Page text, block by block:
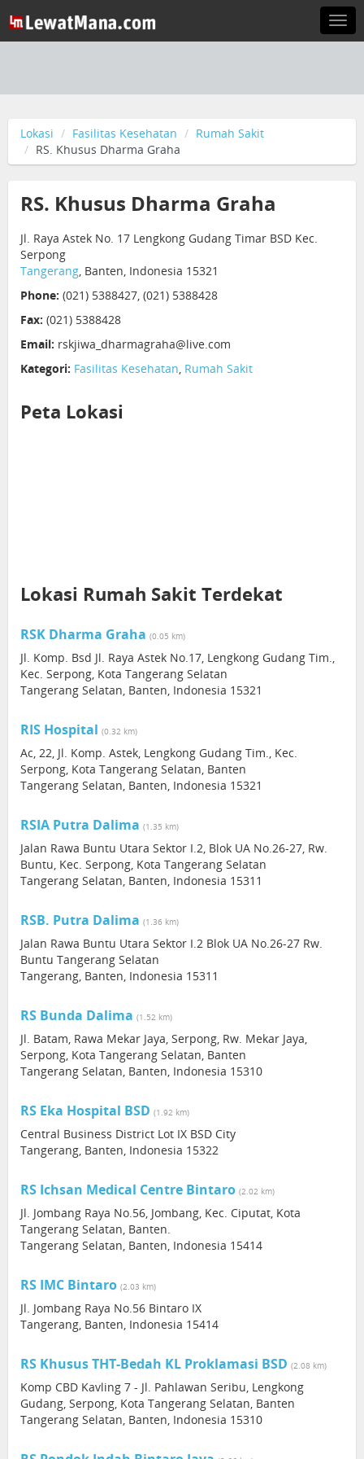
Lokasi Fasilitas Kesehatan
Rumah Sakit
RS. Khusus Dharma Graha
RS. Khusus Dharma Graha
Jl. Raya Astek No. 17 Lengkong Gudang Timar BSD Kec.
Serpong
Tangerang, Banten, Indonesia 15321
Phone: (021) 5388427, (021) 5388428
Fax: (021) 5388428
Email: rskjiwa_dharmagraha@live.com
Kategori: Fasilitas Kesehatan, Rumah Sakit
Peta Lokasi
Lokasi Rumah Sakit Terdekat
RSK Dharma Graha (0.05 km)
Jl. Komp. Bsd Jl. Raya Astek No.17, Lengkong Gudang Tim.,
Kec. Serpong, Kota Tangerang Selatan
Tangerang Selatan, Banten, Indonesia 15321
RIS Hospital (0.32 km)
Ac, 22, Jl. Komp. Astek, Lengkong Gudang Tim., Kec.
Serpong, Kota Tangerang Selatan, Banten
Tangerang Selatan, Banten, Indonesia 15321
RSIA Putra Dalima (1.35 km)
Jalan Rawa Buntu Utara Sektor I.2, Blok UA No.26-27, Rw.
Buntu, Kec. Serpong, Kota Tangerang Selatan
Tangerang Selatan, Banten, Indonesia 15311
RSB. Putra Dalima (1.36 km)
Jalan Rawa Buntu Utara Sektor I.2 Blok UA No.26-27 Rw.
Buntu Tangerang Selatan
Tangerang, Banten, Indonesia 15311
RS Bunda Dalima (1.52 km)
Jl. Batam, Rawa Mekar Jaya, Serpong, Rw. Mekar Jaya,
Serpong, Kota Tangerang Selatan, Banten
Tangerang Selatan, Banten, Indonesia 15310
RS Eka Hospital BSD (1.92 km)
Central Business District Lot IX BSD City
Tangerang, Banten, Indonesia 15322
RS Ichsan Medical Centre Bintaro (2.02 km)
Jl. Jombang Raya No.56, Jombang, Kec. Ciputat, Kota
Tangerang Selatan, Banten.
Tangerang Selatan, Banten, Indonesia 15414
RS IMC Bintaro (2.03 km)
Jl. Jombang Raya No.56 Bintaro IX
Tangerang, Banten, Indonesia 15414
RS Khusus THT-Bedah KL Proklamasi BSD (2.08 km)
Komp CBD Kavling 7 - Jl. Pahlawan Seribu, Lengkong
Gudang, Serpong, Kota Tangerang Selatan, Banten
Tangerang Selatan, Banten, Indonesia 15310